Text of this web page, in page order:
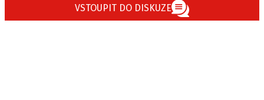
VSTOUPIT DO DISKUZE